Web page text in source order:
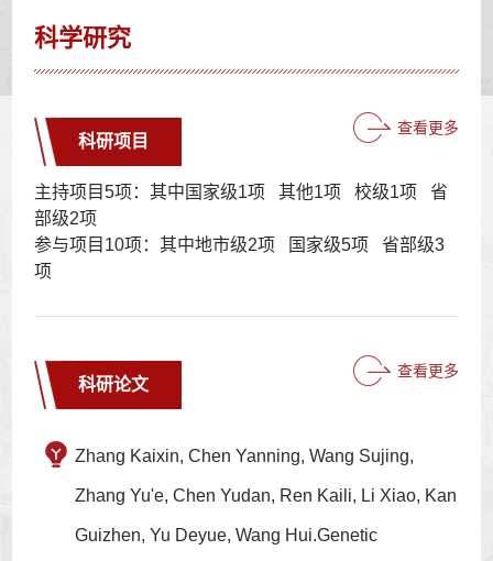
科学研究
科研项目
查看更多
主持项目5项：其中国家级1项 其他1项 校级1项 省
部级2项
参与项目10项：其中地市级2项 国家级5项 省部级3
项
科研论文
查看更多
Zhang Kaixin, Chen Yanning, Wang Sujing,
Zhang Yu'e, Chen Yudan, Ren Kaili, Li Xiao, Kan
Guizhen, Yu Deyue, Wang Hui.Genetic